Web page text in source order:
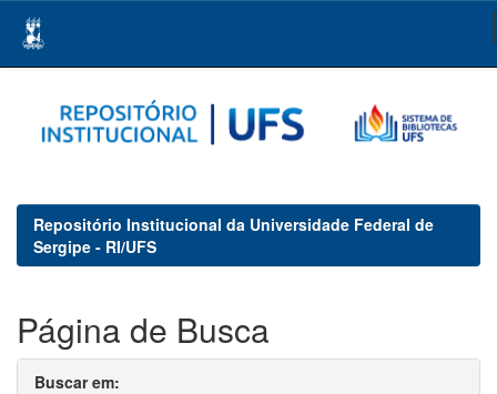
navigation
Repositório Institucional da Universidade Federal de
Sergipe - RI/UFS
Página de Busca
Buscar em: